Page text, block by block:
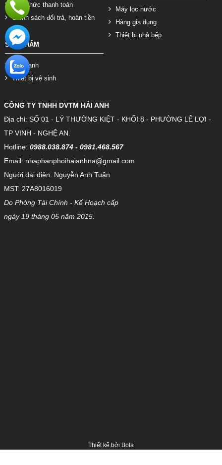
Hình thức thanh toán
Chính sách đổi trả, hoàn tiền
Máy lọc nước
Hàng gia dụng
Thiết bị nhà bếp
SẢN PHẨM
Điện lạnh
Thiết bị vệ sinh
CÔNG TY TNHH DVTM HẢI ANH
Địa chỉ: SỐ 01 - LÝ THƯỜNG KIỆT - KHỐI 8 - PHƯỜNG LÊ LỢI -
TP VINH - NGHỆ AN.
Hotline: 0988.038.874 - 0981.468.567
Email: nhaphanphoihaianhna@gmail.com
Người đại diện: Nguyễn Anh Tuấn
MST: 27A8016019
Do Phòng Tài Chính - Kế Hoạch cấp
ngày 19 tháng 05 năm 2015.
Thiết kế bởi Bota